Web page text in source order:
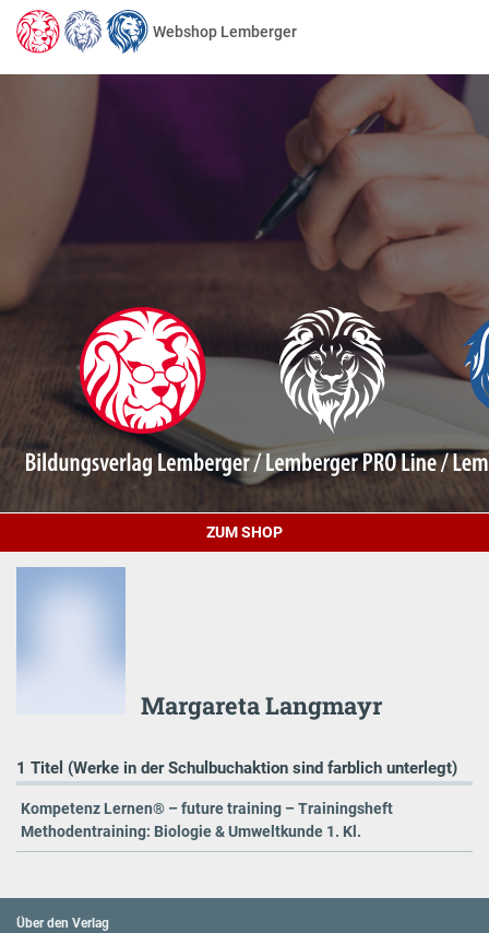
Webshop Lemberger
ZUM SHOP
Margareta Langmayr
1 Titel (Werke in der Schulbuchaktion sind farblich unterlegt)
Kompetenz Lernen® – future training – Trainingsheft
Methodentraining: Biologie & Umweltkunde 1. Kl.
Über den Verlag